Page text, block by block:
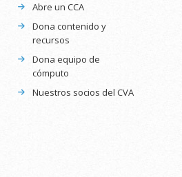
Abre un CCA
Dona contenido y
recursos
Dona equipo de
cómputo
Nuestros socios del CVA